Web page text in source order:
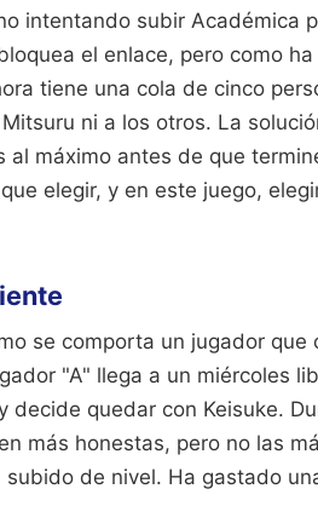
intentando subir Académica
el enlace, pero como
tiene una cola de cinco
ni a los otros. La
máximo antes de que
elegir, y en este juego,
se comporta un jugador que
"A" llega a un miércoles
decide quedar con Keisuke.
más honestas, pero no las
de nivel. Ha gastado